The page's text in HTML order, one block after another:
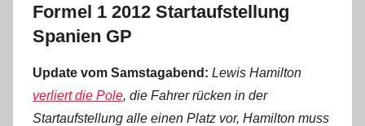
Formel 1 2012 Startaufstellung
Spanien GP
Update vom Samstagabend: Lewis Hamilton
verliert die Pole, die Fahrer rücken in der
Startaufstellung alle einen Platz vor, Hamilton muss